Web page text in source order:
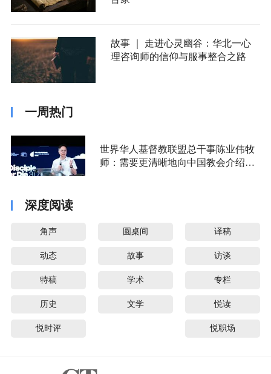
故事 ｜ 走进心灵幽谷：华北一心
理咨询师的信仰与服事整合之路
一周热门
世界华人基督教联盟总干事陈业伟牧
师：需要更清晰地向中国教会介绍福
深度阅读
角声 圆桌间 译稿
动态 故事 访谈
特稿 学术 专栏
历史 文学 悦读
悦时评 悦职场